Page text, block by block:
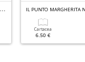
M
OTIVI PIÙ BELLI A PUNTO CROCE N.54 IL PUNTO MARGHERITA
Cartacea
6.50 €